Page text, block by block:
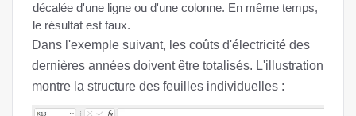
décalée d'une ligne ou d'une colonne. En même temps,
le résultat est faux.
Dans l'exemple suivant, les coûts d'électricité des
dernières années doivent être totalisés. L'illustration
montre la structure des feuilles individuelles :